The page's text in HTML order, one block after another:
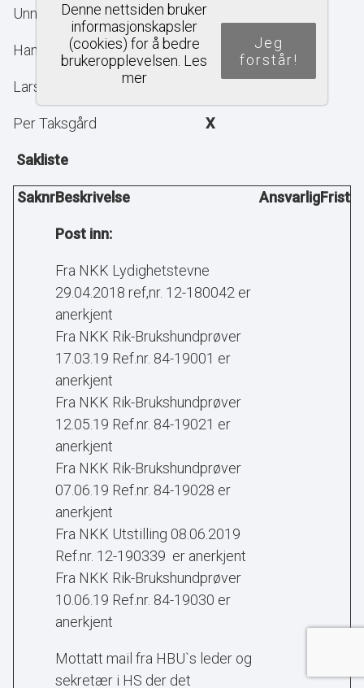
Unni Wikstrøm X
Hanne Nordgaard Lilleberg
Lars Hoem
Per Taksgård X
Sakliste
SaknrBeskrivelse AnsvarligFrist
Post inn:
Fra NKK Lydighetstevne
29.04.2018 ref,nr. 12-180042 er
anerkjent
Fra NKK Rik-Brukshundprøver
17.03.19 Ref.nr. 84-19001 er
anerkjent
Fra NKK Rik-Brukshundprøver
12.05.19 Ref.nr. 84-19021 er
anerkjent
Fra NKK Rik-Brukshundprøver
07.06.19 Ref.nr. 84-19028 er
anerkjent
Fra NKK Utstilling 08.06.2019
Ref.nr. 12-190339 er anerkjent
Fra NKK Rik-Brukshundprøver
10.06.19 Ref.nr. 84-19030 er
anerkjent
Mottatt mail fra HBU`s leder og
sekretær i HS der det
Denne nettsiden bruker
informasjonskapsler
(cookies) for å bedre
brukeropplevelsen. Les
mer
Jeg
forstår!